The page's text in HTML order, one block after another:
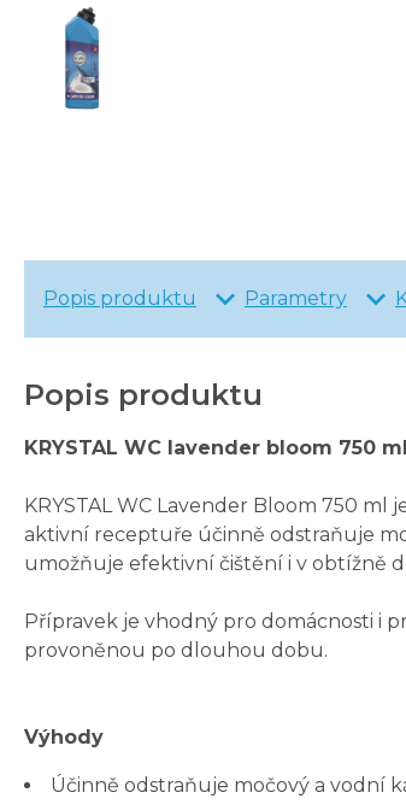
Popis produktu Parametry
Popis produktu
KRYSTAL WC lavender bloom 750
KRYSTAL WC Lavender Bloom 750
aktivní receptuře účinně odstraňuje
umožňuje efektivní čištění i v obtížně
Přípravek je vhodný pro domácnosti i
provoněnou po dlouhou dobu.
Výhody
Účinně odstraňuje močový a vodní